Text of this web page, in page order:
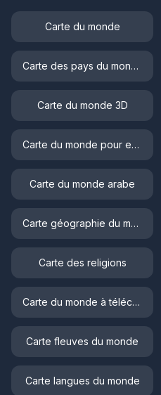
Carte du monde
Carte des pays du monde
Carte du monde 3D
Carte du monde pour enfant
Carte du monde arabe
Carte géographie du monde
Carte des religions
Carte du monde à télécharger
Carte fleuves du monde
Carte langues du monde